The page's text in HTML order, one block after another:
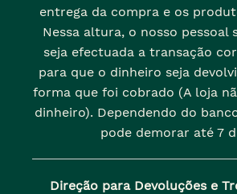
entrega da compra e os
Nessa altura, o nosso pessoal
seja efectuada a transação
para que o dinheiro seja
forma que foi cobrado (A loja
dinheiro). Dependendo do
pode demorar até 7
Direção para Devoluções e